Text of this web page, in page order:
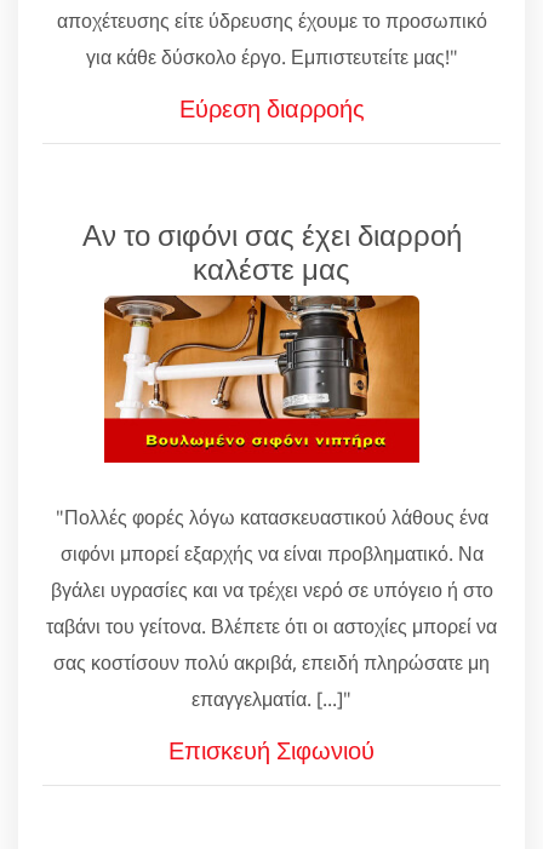
αποχέτευσης είτε ύδρευσης έχουμε το προσωπικό
για κάθε δύσκολο έργο. Εμπιστευτείτε μας!"
Εύρεση διαρροής
Αν το σιφόνι σας έχει διαρροή
καλέστε μας
"Πολλές φορές λόγω κατασκευαστικού λάθους ένα
σιφόνι μπορεί εξαρχής να είναι προβληματικό. Να
βγάλει υγρασίες και να τρέχει νερό σε υπόγειο ή στο
ταβάνι του γείτονα. Βλέπετε ότι οι αστοχίες μπορεί να
σας κοστίσουν πολύ ακριβά, επειδή πληρώσατε μη
επαγγελματία. [...]"
Επισκευή Σιφωνιού